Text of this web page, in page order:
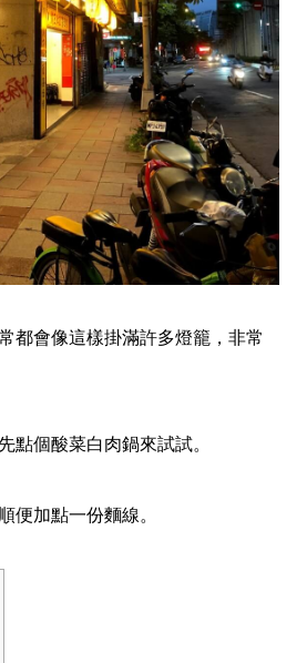
都會像這樣掛滿許多燈籠，非常
點個酸菜白肉鍋來試試。
便加點一份麵線。